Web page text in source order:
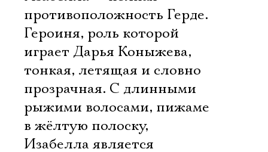
противоположность Герде.
Героиня, роль которой
играет Дарья Коныжева,
тонкая, летящая и словно
прозрачная. С длинными
рыжими волосами, пижаме
в жёлтую полоску,
Изабелла является